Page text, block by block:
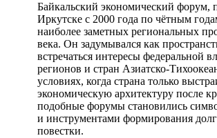
Байкальский экономический форум,
Иркутске с 2000 года по чётным
наиболее заметных региональных
века. Он задумывался как
встречаться интересы федеральной
регионов и стран Азиатско-
условиях, когда страна только
экономическую архитектуру после
подобные форумы становились
и инструментами формирования
повестки.